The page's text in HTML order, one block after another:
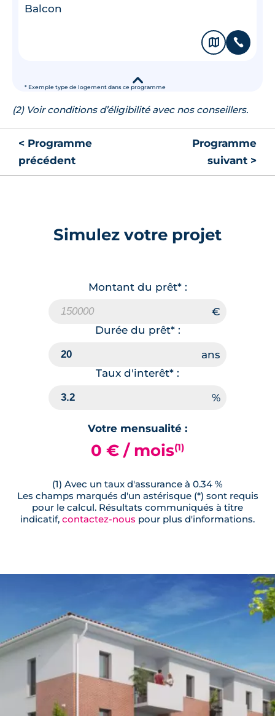
* Exemple type de logement dans ce programme
Balcon
🗞 📞
▾
(2) Voir conditions d’éligibilité avec nos conseillers.
< Programme
précédent
Programme
suivant >
Simulez votre projet
Montant du prêt* :
Durée du prêt* :
Taux d'interêt* :
Votre mensualité :
0 € / mois(1)
(1) Avec un taux d'assurance à 0.34 %
Les champs marqués d'un astérisque (*) sont requis
pour le calcul. Résultats communiqués à titre
indicatif, contactez-nous pour plus d'informations.